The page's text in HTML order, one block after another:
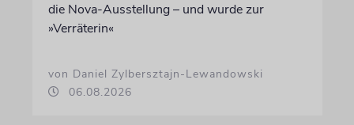
die Nova-Ausstellung – und wurde zur
»Verräterin«
von Daniel Zylbersztajn-Lewandowski
06.08.2026